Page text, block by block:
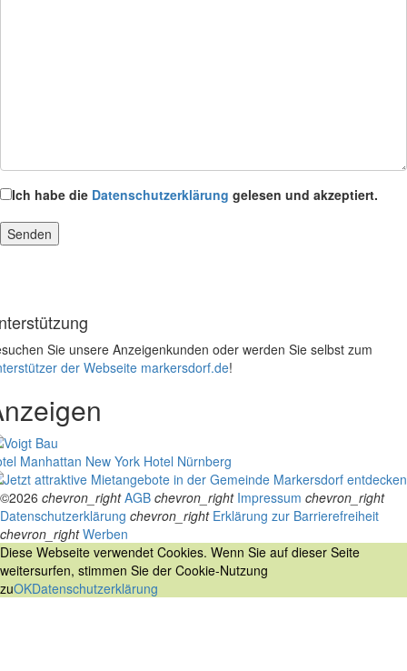
Ich habe die Datenschutzerklärung gelesen und akzeptiert.
Sie unsere Anzeigenkunden oder werden Sie selbst zum
der Webseite markersdorf.de!
Manhattan New York Hotel Nürnberg
©2026 chevron_right AGB chevron_right Impressum chevron_right
Datenschutzerklärung chevron_right Erklärung zur Barrierefreiheit
chevron_right Werben
Diese Webseite verwendet Cookies. Wenn Sie auf dieser Seite
weitersurfen, stimmen Sie der Cookie-Nutzung
zuOKDatenschutzerklärung